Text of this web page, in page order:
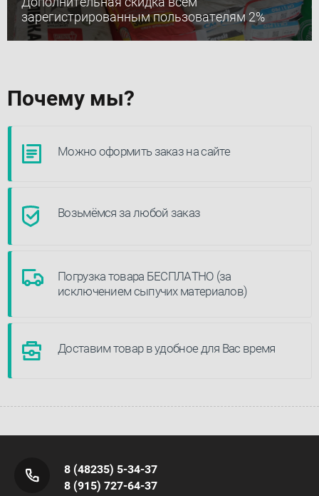
зарегистрированным пользователям 2%
Почему мы?
Можно оформить заказ на сайте
Возьмёмся за любой заказ
Погрузка товара БЕСПЛАТНО (за
исключением сыпучих материалов)
Доставим товар в удобное для Вас время
8 (48235) 5-34-37
8 (915) 727-64-37